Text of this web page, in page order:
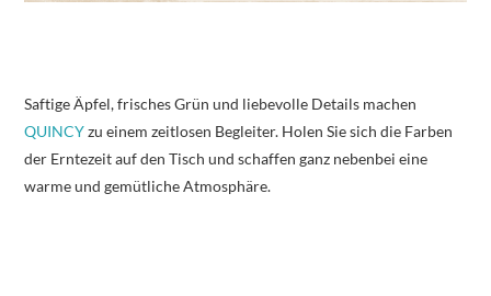
Saftige Äpfel, frisches Grün und liebevolle Details machen
QUINCYzu einem zeitlosen Begleiter. Holen Sie sich die Farben
der Erntezeit auf den Tisch und schaffen ganz nebenbei eine
warme und gemütliche Atmosphäre.